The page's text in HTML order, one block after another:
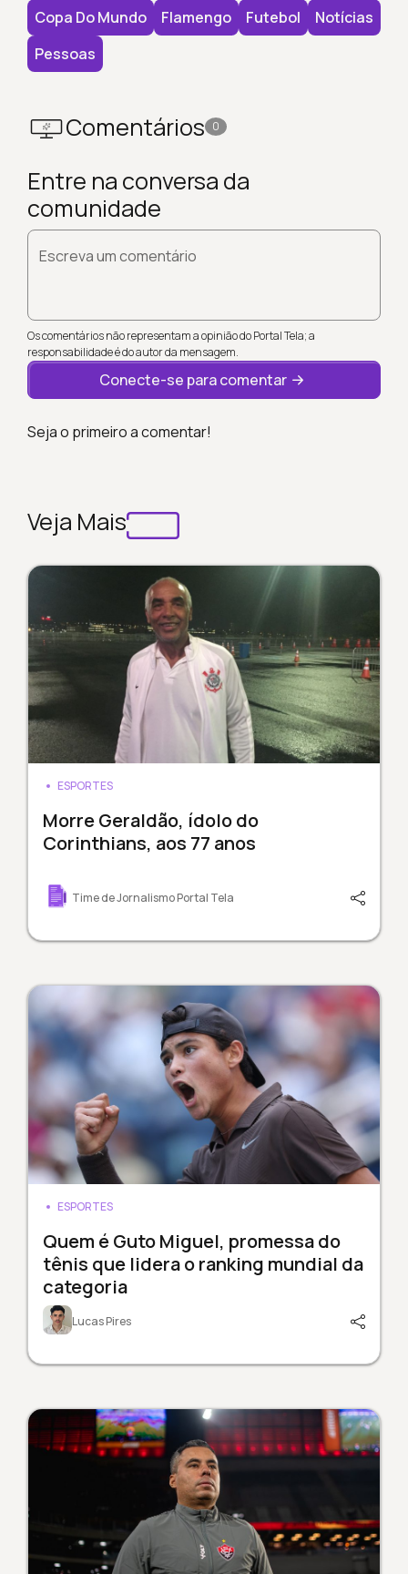
Copa Do Mundo Flamengo Futebol
Notícias
Pessoas
Comentários 0
Entre na conversa da
comunidade
Escreva um comentário
Os comentários não representam a opinião do Portal Tela; a
responsabilidade é do autor da mensagem.
Conecte-se para comentar
Seja o primeiro a comentar!
Veja Mais
ESPORTES
Morre Geraldão, ídolo do
Corinthians, aos 77 anos
Time de Jornalismo Portal Tela
ESPORTES
Quem é Guto Miguel, promessa do
tênis que lidera o ranking mundial da
categoria
Lucas Pires